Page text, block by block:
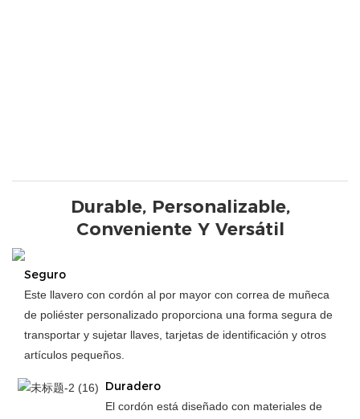
Durable, Personalizable,
Conveniente Y Versátil
Seguro
Este llavero con cordón al por mayor con correa de muñeca
de poliéster personalizado proporciona una forma segura de
transportar y sujetar llaves, tarjetas de identificación y otros
artículos pequeños.
Duradero
El cordón está diseñado con materiales de